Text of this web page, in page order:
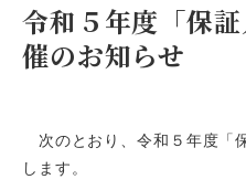
令和５年度「保
催のお知らせ
次のとおり、令和５年度「
します。